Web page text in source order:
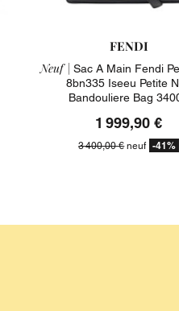
FENDI
Neuf | Sac A Main Fendi
8bn335 Iseeu Petite
Bandouliere Bag
1 999,90 €
3 400,00 €neuf -41%